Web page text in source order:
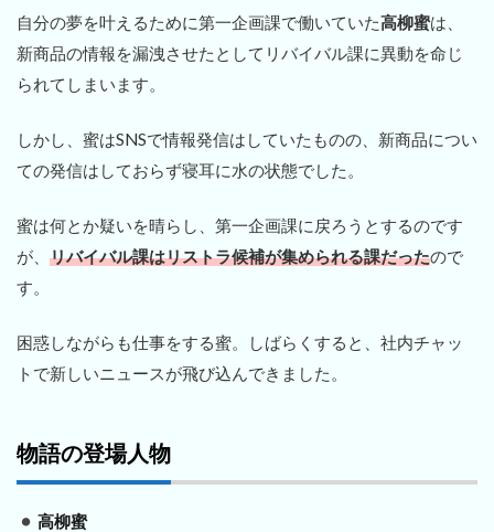
自分の夢を叶えるために第一企画課で働いていた高柳蜜は、
新商品の情報を漏洩させたとしてリバイバル課に異動を命じ
られてしまいます。
しかし、蜜はSNSで情報発信はしていたものの、新商品につい
ての発信はしておらず寝耳に水の状態でした。
蜜は何とか疑いを晴らし、第一企画課に戻ろうとするのです
が、 リバイバル課はリストラ候補が集められる課だったので
す。
困惑しながらも仕事をする蜜。しばらくすると、社内チャッ
トで新しいニュースが飛び込んできました。
物語の登場人物
高柳蜜